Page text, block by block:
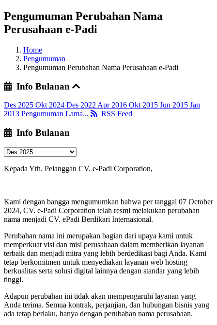
Pengumuman Perubahan Nama
Perusahaan e-Padi
Home
Pengumuman
Pengumuman Perubahan Nama Perusahaan e-Padi
Info Bulanan
Des 2025 Okt 2024 Des 2022 Apr 2016 Okt 2015 Jun 2015 Jan
2013 Pengumuman Lama... RSS Feed
Info Bulanan
Kepada Yth. Pelanggan CV. e-Padi Corporation,
Kami dengan bangga mengumumkan bahwa per tanggal 07 October
2024, CV. e-Padi Corporation telah resmi melakukan perubahan
nama menjadi CV. ePadi Berdikari Internasional.
Perubahan nama ini merupakan bagian dari upaya kami untuk
memperkuat visi dan misi perusahaan dalam memberikan layanan
terbaik dan menjadi mitra yang lebih berdedikasi bagi Anda. Kami
tetap berkomitmen untuk menyediakan layanan web hosting
berkualitas serta solusi digital lainnya dengan standar yang lebih
tinggi.
Adapun perubahan ini tidak akan mempengaruhi layanan yang
Anda terima. Semua kontrak, perjanjian, dan hubungan bisnis yang
ada tetap berlaku, hanya dengan perubahan nama perusahaan.